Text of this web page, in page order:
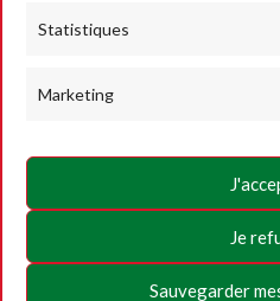
Statistiques
Marketing
Je
Sauvegarder
Email :info@mettet-xp.be
TVA : BE0409 501 435
Conditions générales
SUIVEZ-NOUS